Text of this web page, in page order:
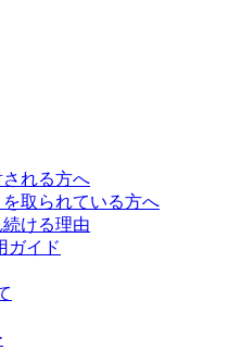
れる方へ
取られている方へ
ける理由
ガイド